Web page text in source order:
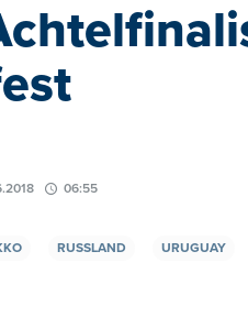
06:55
RUSSLAND URUGUAY